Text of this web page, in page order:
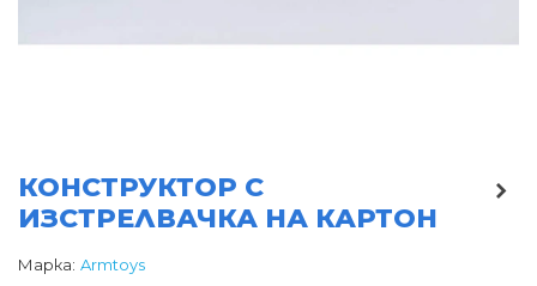
КОНСТРУКТОР С
ИЗСТРЕЛВАЧКА НА КАРТОН
Марка: Armtoys